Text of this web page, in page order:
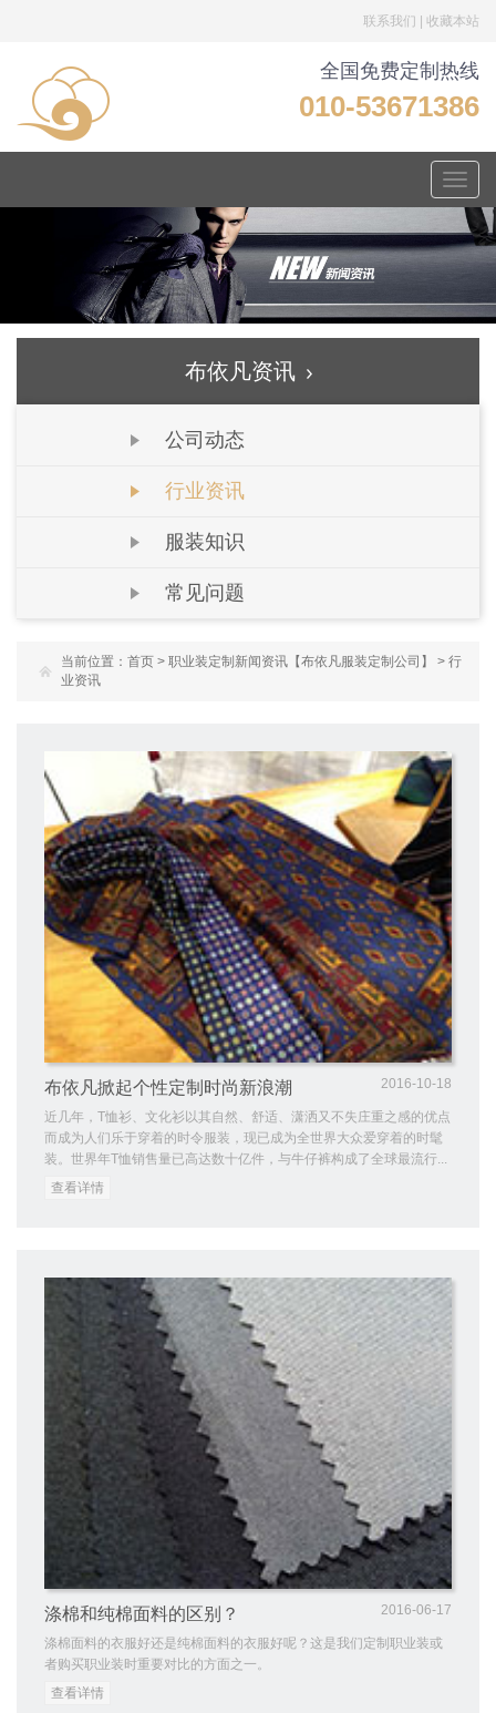
联系我们 收藏本站
全国免费定制热线
010-53671386
Toggle
布依凡资讯
公司动态
行业资讯
服装知识
常见问题
当前位置： 首页 > 职业装定制新闻资讯【布依凡服装定制公司】 > 行
业资讯
布依凡掀起个性定制时尚新浪潮 2016-10-18
近几年，T恤衫、文化衫以其自然、舒适、潇洒又不失庄重之感的优点
而成为人们乐于穿着的时令服装，现已成为全世界大众爱穿着的时髦
装。世界年T恤销售量已高达数十亿件，与牛仔裤构成了全球最流行...
查看详情
涤棉和纯棉面料的区别？ 2016-06-17
涤棉面料的衣服好还是纯棉面料的衣服好呢？这是我们定制职业装或
者购买职业装时重要对比的方面之一。
查看详情